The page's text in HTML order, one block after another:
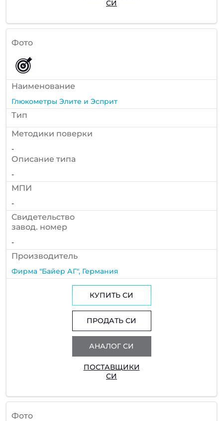
СИ
Фото
Наименование
Глюкометры Элите и Эсприт
Тип
Методики поверки
-
Описание типа
-
МПИ
-
Cвидетельство
завод. номер
-
Производитель
Фирма "Байер АГ", Германия
КУПИТЬ СИ
ПРОДАТЬ СИ
АНАЛОГ СИ
ПОСТАВЩИКИ
СИ
Фото